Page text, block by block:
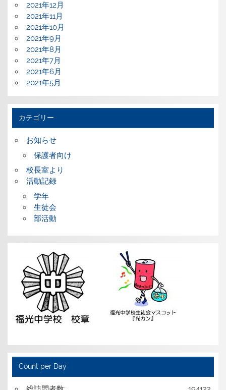
2021年12月
2021年11月
2021年10月
2021年9月
2021年8月
2021年7月
2021年6月
2021年5月
カテゴリー
お知らせ
保護者向け
校長室より
活動記録
学年
生徒会
部活動
Count per Day